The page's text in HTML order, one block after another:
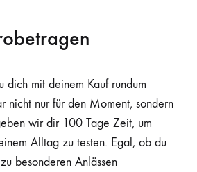
dich mit deinem Kauf rundum
nicht nur für den Moment, sondern
wir dir 100 Tage Zeit, um
Alltag zu testen. Egal, ob du
besonderen Anlässen